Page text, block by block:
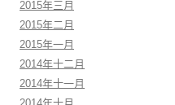
2015年三月
2015年二月
2015年一月
2014年十二月
2014年十一月